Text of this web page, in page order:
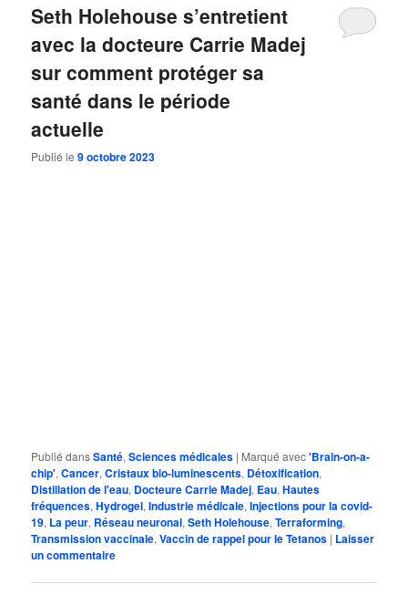
Seth Holehouse s’entretient
avec la docteure Carrie Madej
sur comment protéger sa
santé dans le période
actuelle
Publié le9 octobre 2023
Publié dansSanté,Sciences médicales | Marqué avec'Brain-on-a-
chip',Cancer,Cristaux bio-luminescents, Détoxification,
Distillation de l'eau, Docteure Carrie Madej, Eau,Hautes
fréquences,Hydrogel,Industrie médicale,Injections pour la covid-
19, La peur, Réseau neuronal,Seth Holehouse,Terraforming,
Transmission vaccinale,Vaccin de rappel pour le Tetanos | Laisser
un commentaire